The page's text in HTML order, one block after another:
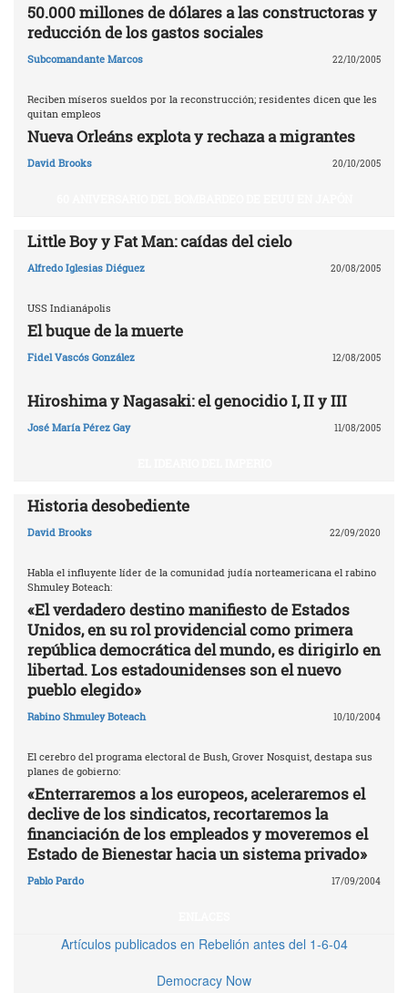
50.000 millones de dólares a las constructoras y
reducción de los gastos sociales
Subcomandante Marcos 22/10/2005
Reciben míseros sueldos por la reconstrucción; residentes dicen que les
quitan empleos
Nueva Orleáns explota y rechaza a migrantes
David Brooks 20/10/2005
Little Boy y Fat Man: caídas del cielo
Alfredo Iglesias Diéguez 20/08/2005
USS Indianápolis
El buque de la muerte
Fidel Vascós González 12/08/2005
Hiroshima y Nagasaki: el genocidio I, II y III
José María Pérez Gay 11/08/2005
Historia desobediente
David Brooks 22/09/2020
Habla el influyente líder de la comunidad judía norteamericana el rabino
Shmuley Boteach:
«El verdadero destino manifiesto de Estados
Unidos, en su rol providencial como primera
república democrática del mundo, es dirigirlo en
libertad. Los estadounidenses son el nuevo
pueblo elegido»
Rabino Shmuley Boteach 10/10/2004
El cerebro del programa electoral de Bush, Grover Nosquist, destapa sus
planes de gobierno:
«Enterraremos a los europeos, aceleraremos el
declive de los sindicatos, recortaremos la
financiación de los empleados y moveremos el
Estado de Bienestar hacia un sistema privado»
Pablo Pardo 17/09/2004
Artículos publicados en Rebelión antes del 1-6-04
Democracy Now